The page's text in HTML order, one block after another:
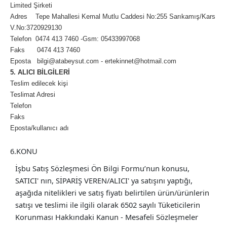
Limited Şirketi
Adres Tepe Mahallesi Kemal Mutlu Caddesi No:255 Sarıkamış/Kars
V.No:3720929130
Telefon 0474 413 7460 -Gsm: 05433997068
Faks 0474 413 7460
Eposta bilgi@atabeysut.com - ertekinnet@hotmail.com
5. ALICI BİLGİLERİ
Teslim edilecek kişi
Teslimat Adresi
Telefon
Faks
Eposta/kullanıcı adı
6.KONU
İşbu Satış Sözleşmesi Ön Bilgi Formu’nun konusu,
SATICI' nın, SİPARİŞ VEREN/ALICI' ya satışını yaptığı,
aşağıda nitelikleri ve satış fiyatı belirtilen ürün/ürünlerin
satışı ve teslimi ile ilgili olarak 6502 sayılı Tüketicilerin
Korunması Hakkındaki Kanun - Mesafeli Sözleşmeler